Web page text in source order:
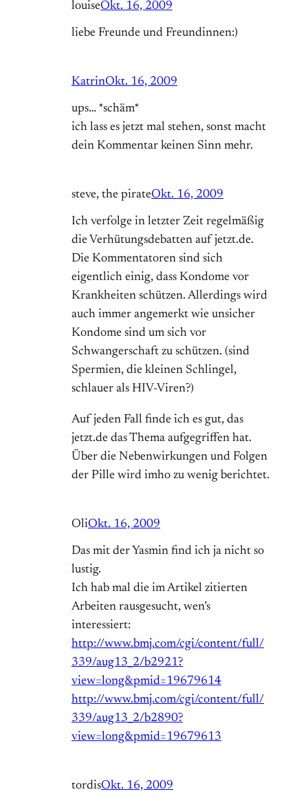
louiseOkt. 16, 2009
liebe Freunde und Freundinnen:)
KatrinOkt. 16, 2009
ups… *schäm*
ich lass es jetzt mal stehen, sonst macht
dein Kommentar keinen Sinn mehr.
steve, the pirateOkt. 16, 2009
Ich verfolge in letzter Zeit regelmäßig
die Verhütungsdebatten auf jetzt.de.
Die Kommentatoren sind sich
eigentlich einig, dass Kondome vor
Krankheiten schützen. Allerdings wird
auch immer angemerkt wie unsicher
Kondome sind um sich vor
Schwangerschaft zu schützen. (sind
Spermien, die kleinen Schlingel,
schlauer als HIV-Viren?)
Auf jeden Fall finde ich es gut, das
jetzt.de das Thema aufgegriffen hat.
Über die Nebenwirkungen und Folgen
der Pille wird imho zu wenig berichtet.
OliOkt. 16, 2009
Das mit der Yasmin find ich ja nicht so
lustig.
Ich hab mal die im Artikel zitierten
Arbeiten rausgesucht, wen’s
interessiert:
http://www.bmj.com/cgi/content/full/
339/aug13_2/b2921?
view=long&pmid=19679614
http://www.bmj.com/cgi/content/full/
339/aug13_2/b2890?
view=long&pmid=19679613
tordisOkt. 16, 2009